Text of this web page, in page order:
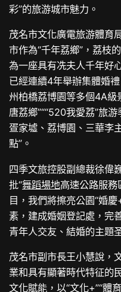
彩”的旅游城市魅力。
茂名市文化廣電旅游體育
市作為“千年荔鄉”，荔枝
為一座具有冼夫人千年好
已經連續4年舉辦集體婚
州柏橋荔博園等多個4A級
唐荔鄉”““520我愛荔”旅
疍家墟、荔博園、三華李
點”。
四季文旅控股副總裁徐偉
批“舞蹈場地高速公路服務
目，我們將擦亮公園“婚
素，建成婚姻登記處，完
青年人交友、結婚的主題
茂名市副市長王小慧說，
業和具有顯著時代特征的
文化賦能，以“文化+”“體